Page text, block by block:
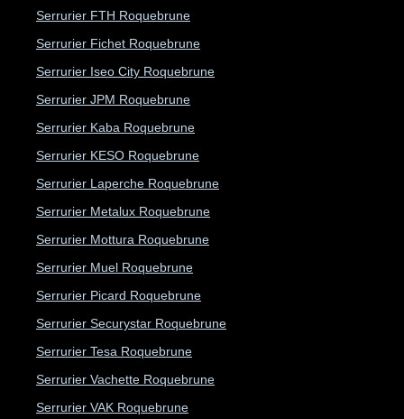
Serrurier FTH Roquebrune
Serrurier Fichet Roquebrune
Serrurier Iseo City Roquebrune
Serrurier JPM Roquebrune
Serrurier Kaba Roquebrune
Serrurier KESO Roquebrune
Serrurier Laperche Roquebrune
Serrurier Metalux Roquebrune
Serrurier Mottura Roquebrune
Serrurier Muel Roquebrune
Serrurier Picard Roquebrune
Serrurier Securystar Roquebrune
Serrurier Tesa Roquebrune
Serrurier Vachette Roquebrune
Serrurier VAK Roquebrune